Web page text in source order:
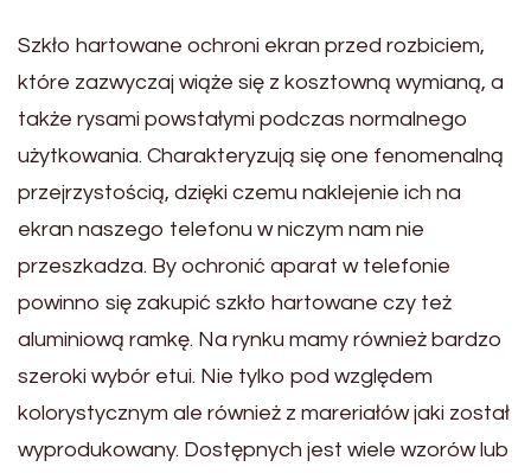
Szkło hartowane ochroni ekran przed rozbiciem,
które zazwyczaj wiąże się z kosztowną wymianą, a
także rysami powstałymi podczas normalnego
użytkowania. Charakteryzują się one fenomenalną
przejrzystością, dzięki czemu naklejenie ich na
ekran naszego telefonu w niczym nam nie
przeszkadza. By ochronić aparat w telefonie
powinno się zakupić szkło hartowane czy też
aluminiową ramkę. Na rynku mamy również bardzo
szeroki wybór etui. Nie tylko pod względem
kolorystycznym ale również z mareriałów jaki został
wyprodukowany. Dostępnych jest wiele wzorów lub